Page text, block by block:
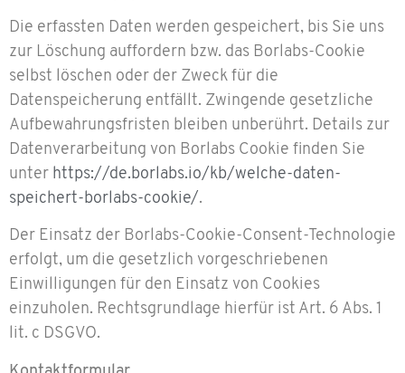
Die erfassten Daten werden gespeichert, bis Sie uns
zur Löschung auffordern bzw. das Borlabs-Cookie
selbst löschen oder der Zweck für die
Datenspeicherung entfällt. Zwingende gesetzliche
Aufbewahrungsfristen bleiben unberührt. Details zur
Datenverarbeitung von Borlabs Cookie finden Sie
unter https://de.borlabs.io/kb/welche-daten-
speichert-borlabs-cookie/.
Der Einsatz der Borlabs-Cookie-Consent-Technologie
erfolgt, um die gesetzlich vorgeschriebenen
Einwilligungen für den Einsatz von Cookies
einzuholen. Rechtsgrundlage hierfür ist Art. 6 Abs. 1
lit. c DSGVO.